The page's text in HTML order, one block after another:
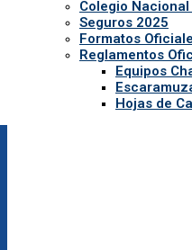
Colegio
Seguros 2025
Formatos
Reglamentos
Equipos
Hojas de